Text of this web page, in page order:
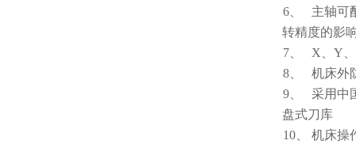
6、
主轴可
转精度的影
7、
X、 Y
8、
机床外
9、
采用中
盘式刀库
10、 机床操